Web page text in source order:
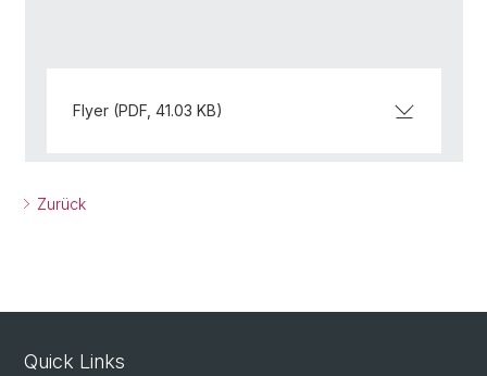
Flyer (PDF, 41.03 KB)
Zurück
Quick Links